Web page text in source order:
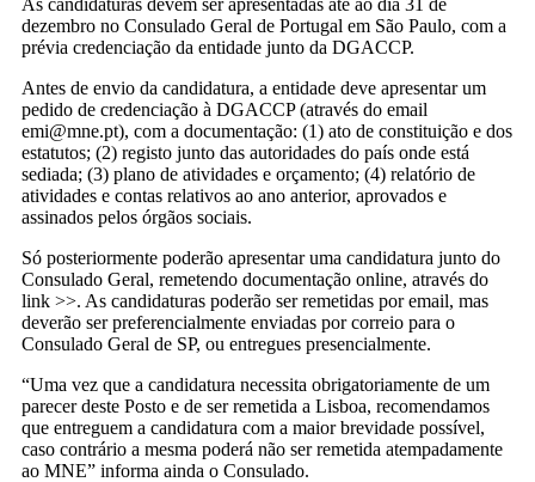
As candidaturas devem ser apresentadas até ao dia 31 de
dezembro no Consulado Geral de Portugal em São Paulo, com a
prévia credenciação da entidade junto da DGACCP.
Antes de envio da candidatura, a entidade deve apresentar um
pedido de credenciação à DGACCP (através do email
emi@mne.pt), com a documentação: (1) ato de constituição e dos
estatutos; (2) registo junto das autoridades do país onde está
sediada; (3) plano de atividades e orçamento; (4) relatório de
atividades e contas relativos ao ano anterior, aprovados e
assinados pelos órgãos sociais.
Só posteriormente poderão apresentar uma candidatura junto do
Consulado Geral, remetendo documentação online, através do
link >>. As candidaturas poderão ser remetidas por email, mas
deverão ser preferencialmente enviadas por correio para o
Consulado Geral de SP, ou entregues presencialmente.
“Uma vez que a candidatura necessita obrigatoriamente de um
parecer deste Posto e de ser remetida a Lisboa, recomendamos
que entreguem a candidatura com a maior brevidade possível,
caso contrário a mesma poderá não ser remetida atempadamente
ao MNE” informa ainda o Consulado.